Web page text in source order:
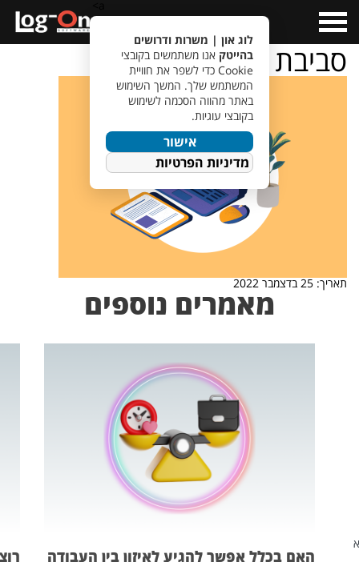
Menu
סביבת העבודה
תאריך: 25 בדצמבר 2022
מאמרים נוספים
האם בכלל אפשר להגיע לאיזון בין העבודה
לוג און | משרות ודרושים
בהייטק אנו משתמשים בקובצי
Cookie כדי לשפר את חוויית
המשתמש שלך. המשך השימוש
באתר מהווה הסכמה לשימוש
בקובצי עוגיות.
אישור
מדיניות הפרטיות